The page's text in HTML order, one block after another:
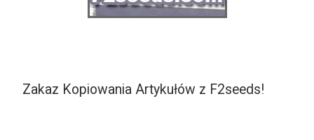
Zakaz Kopiowania Artykułów z F2seeds!